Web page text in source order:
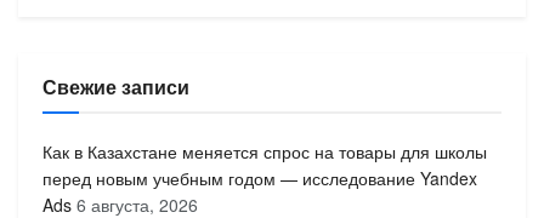
Свежие записи
Как в Казахстане меняется спрос на товары для школы
перед новым учебным годом — исследование Yandex
Ads 6 августа, 2026